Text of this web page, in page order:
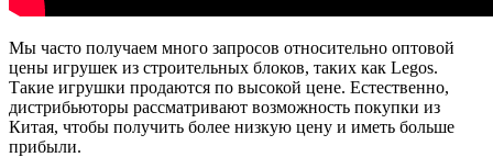
Мы часто получаем много запросов относительно оптовой
цены игрушек из строительных блоков, таких как Legos.
Такие игрушки продаются по высокой цене. Естественно,
дистрибьюторы рассматривают возможность покупки из
Китая, чтобы получить более низкую цену и иметь больше
прибыли.